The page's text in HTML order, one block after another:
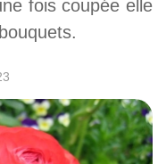
fois coupée elle